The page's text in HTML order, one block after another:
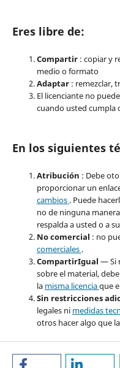
Eres libre de:
Compartir : copiar y
medio o formato
Adaptar : remezclar,
El licenciante no
cuando usted cumpla
En los siguientes
Atribución : Debe
proporcionar un
cambios . Puede
no de ninguna
respalda a usted o a
No comercial : no
comerciales .
CompartirIgual — Si
sobre el material,
la misma licenciaque
Sin restricciones
legales ni medidas
otros hacer algo que